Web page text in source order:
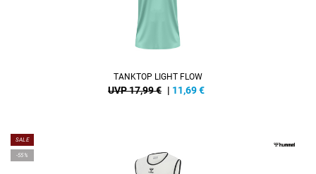
TANKTOP LIGHT FLOW
UVP 17,99 € | 11,69€
SALE
-55%